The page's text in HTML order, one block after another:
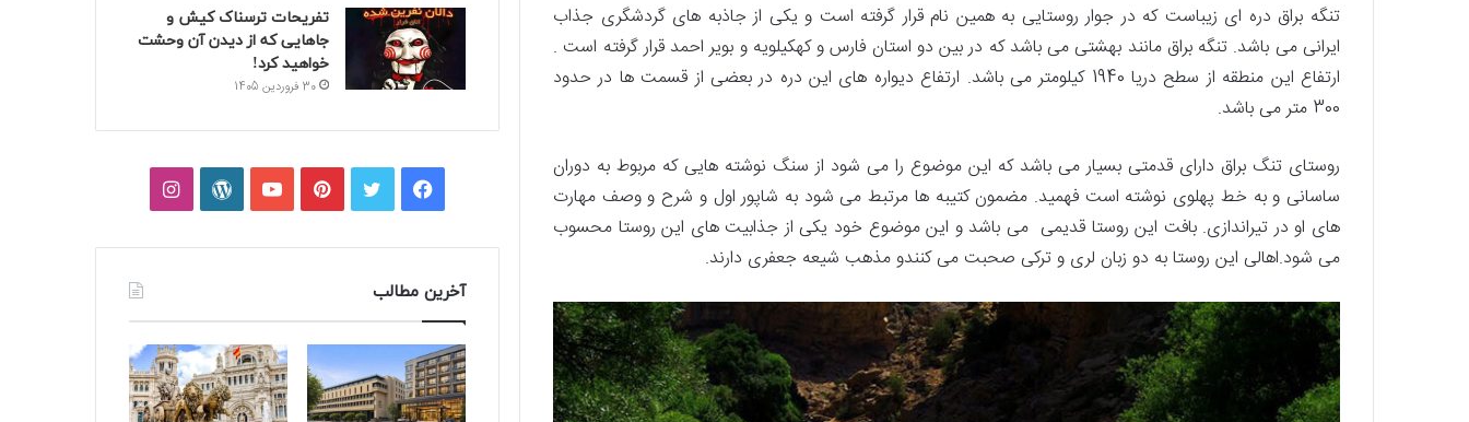
تنگه براق دره ای زیباست که در جوار روستایی به همین نام قرار گرفته است و یکی از جاذبه های گردشگری جذاب
ایرانی می باشد. تنگه براق مانند بهشتی می باشد که در بین دو استان فارس و کهکیلویه و بویر احمد قرار گرفته است .
ارتفاع این منطقه از سطح دریا 1940 کیلومتر می باشد. ارتفاع دیواره های این دره در بعضی از قسمت ها در حدود
300 متر می باشد.
روستای تنگ براق دارای قدمتی بسیار می باشد که این موضوع را می شود از سنگ نوشته هایی که مربوط به دوران
ساسانی و به خط پهلوی نوشته است فهمید. مضمون کتیبه ها مرتبط می شود به شاپور اول و شرح و وصف مهارت
های او در تیراندازی. بافت این روستا قدیمی می باشد و این موضوع خود یکی از جذابیت های این روستا محسوب
می شود.اهالی این روستا به دو زبان لری و ترکی صحبت می کنندو مذهب شیعه جعفری دارند.
تفریحات ترسناک کیش و
جاهایی که از دیدن آن وحشت
خواهید کرد!
30 فروردین 1405
فیسبوکتوییترپینتریستیوتیوبوردپرساینستاگرام
آخرین مطالب